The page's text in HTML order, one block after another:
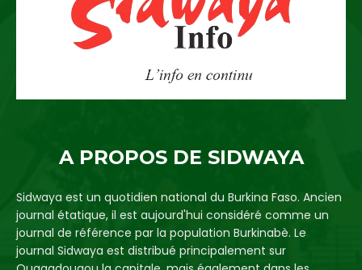
A PROPOS DE SIDWAYA
Sidwaya est un quotidien national du Burkina Faso. Ancien
journal étatique, il est aujourd'hui considéré comme un
journal de référence par la population Burkinabè. Le
journal Sidwaya est distribué principalement sur